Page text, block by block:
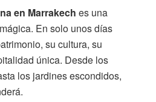
en Marrakech es una
En solo unos días
su cultura, su
única. Desde los
los jardines escondidos,